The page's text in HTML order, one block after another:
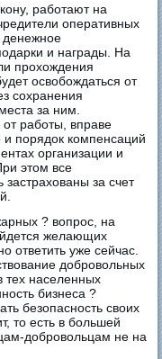
работают на
оперативных
денежное
и награды. На
прохождения
освобождаться от
сохранения
за ним.
работы, вправе
порядок компенсаций
организации и
этом все
за счет
? вопрос, на
желающих
ответить уже сейчас.
добровольных
тех населенных
бизнеса ?
безопасность своих
то есть в большей
добровольцам не на